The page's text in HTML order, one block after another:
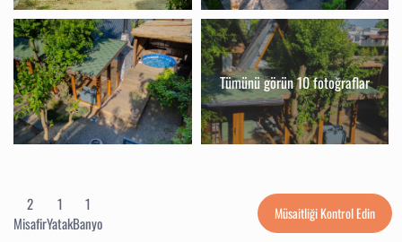
Tümünü görün 10 fotoğraflar
Misafir
2
Yatak
1
Banyo
1 Müsaitliği Kontrol Edin